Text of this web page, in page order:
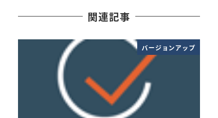
関連記事
バージョンアップ